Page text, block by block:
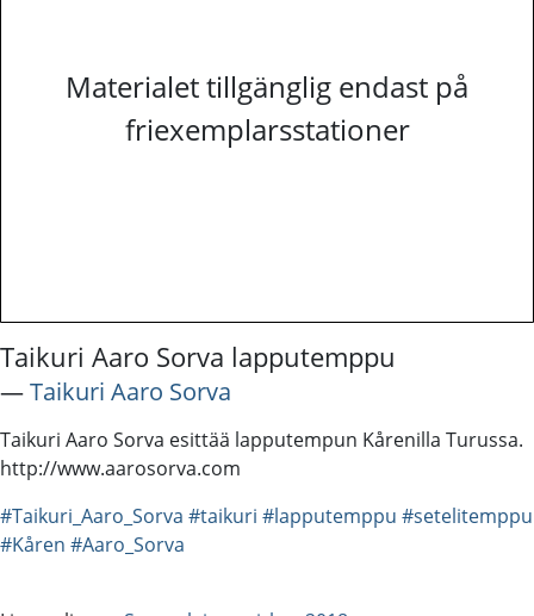
Materialet tillgänglig endast på
friexemplarsstationer
Taikuri Aaro Sorva lapputemppu
―Taikuri Aaro Sorva
Taikuri Aaro Sorva esittää lapputempun Kårenilla Turussa.
http://www.aarosorva.com
#Taikuri_Aaro_Sorva #taikuri #lapputemppu #setelitemppu
#Kåren #Aaro_Sorva